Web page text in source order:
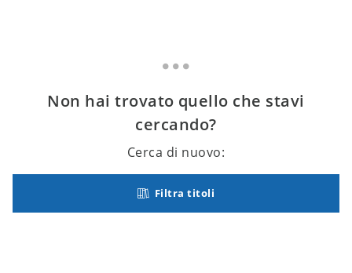
Non hai trovato quello che stavi
cercando?
Cerca di nuovo:
Filtra titoli